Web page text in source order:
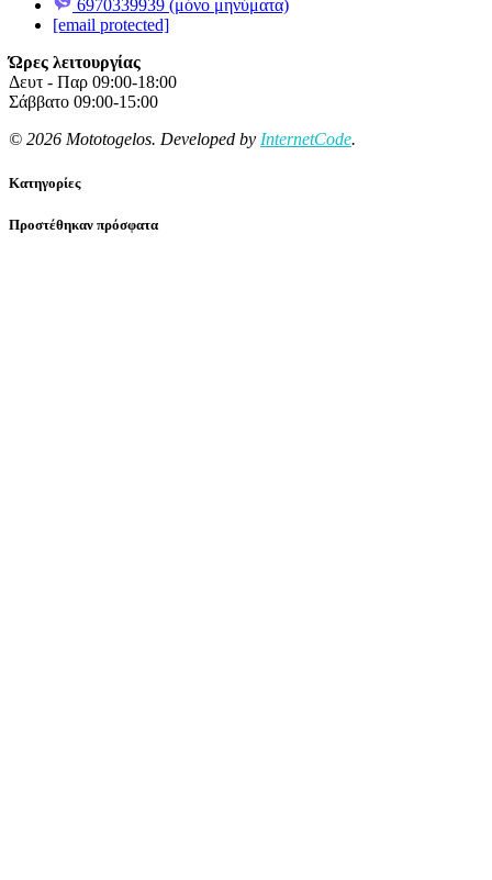
6970339939 (μόνο μηνύματα)
[email protected]
Ώρες λειτουργίας
Δευτ - Παρ 09:00-18:00
Σάββατο 09:00-15:00
© 2026 Mototogelos. Developed by InternetCode.
Κατηγορίες
Προστέθηκαν πρόσφατα